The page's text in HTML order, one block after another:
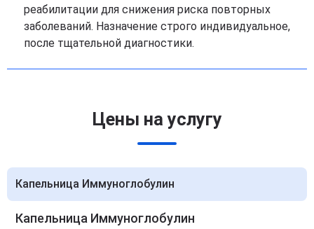
реабилитации для снижения риска повторных
заболеваний. Назначение строго индивидуальное,
после тщательной диагностики.
Цены на услугу
Капельница Иммуноглобулин
Капельница Иммуноглобулин